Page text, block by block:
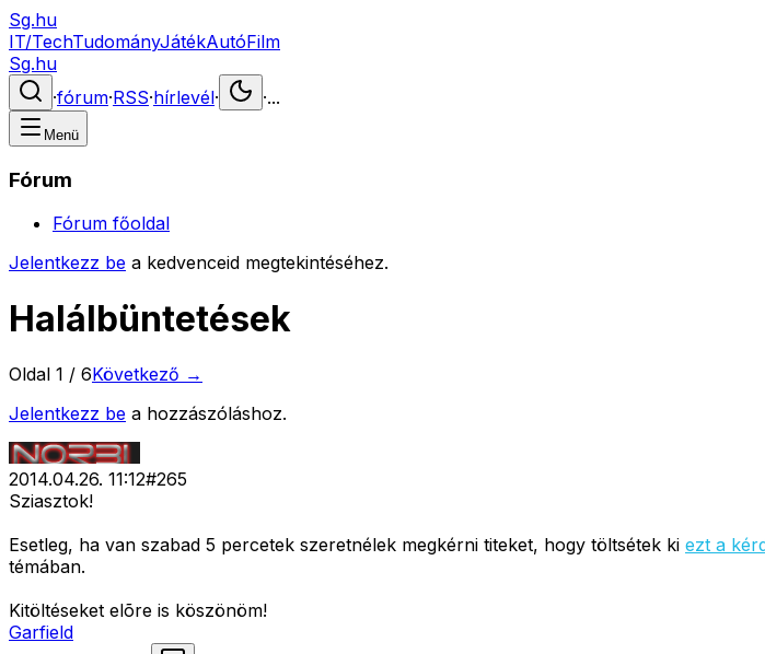
Sg.hu
IT/TechTudományJátékAutóFilm
Sg.hu
·fórum·RSS·hírlevél· ·...
Menü
Fórum
Fórum főoldal
Jelentkezz be a kedvenceid megtekintéséhez.
Halálbüntetések
Oldal 1 / 6Következő →
Jelentkezz be a hozzászóláshoz.
2014.04.26. 11:12#265
Sziasztok!
Esetleg, ha van szabad 5 percetek szeretnélek megkérni titeket, hogy töltsétek ki ezt a
témában.
Kitöltéseket elõre is köszönöm!
Garfield